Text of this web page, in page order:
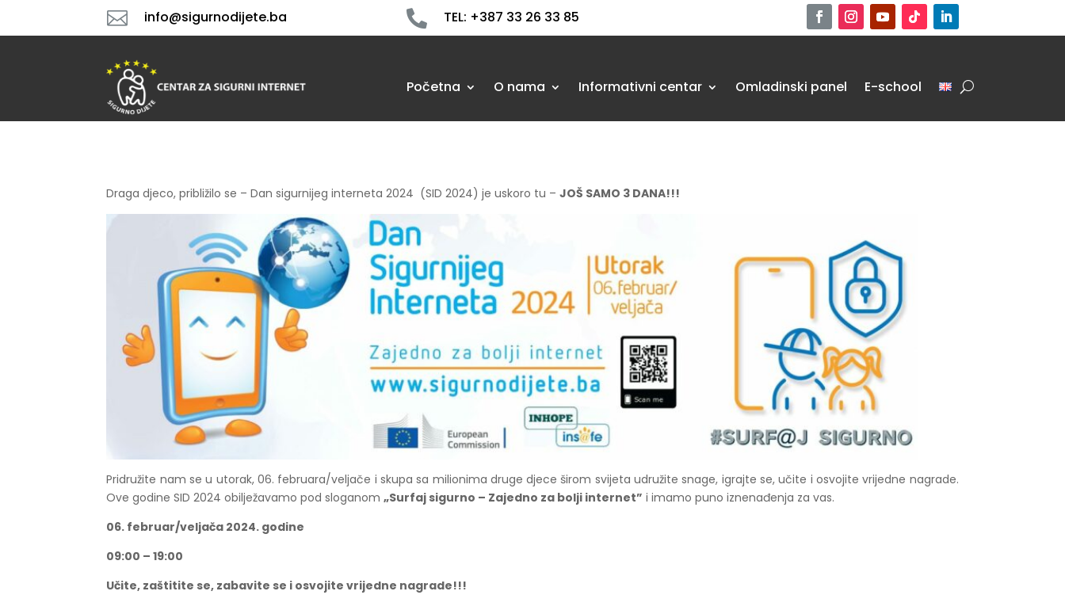
 info@sigurnodijete.ba  TEL: +387 33 26 33 85
Početna O nama Informativni centar Omladinski panel E-school
Draga djeco, približilo se – Dan sigurnijeg interneta 2024 (SID 2024) je uskoro tu –JOŠ SAMO 3 DANA!!!
Pridružite nam se u utorak, 06. februara/veljače i skupa sa milionima druge djece širom svijeta udružite snage, igrajte se, učite i osvojite vrijedne nagrade.
Ove godine SID 2024 obilježavamo pod sloganom„Surfaj sigurno – Zajedno za bolji internet” i imamo puno iznenađenja za vas.
06. februar/veljača 2024. godine
09:00 – 19:00
Učite, zaštitite se, zabavite se i osvojite vrijedne nagrade!!!